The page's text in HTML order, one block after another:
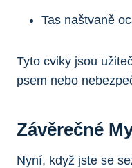
Tas naštvaně
Tyto cviky jsou
psem nebo
Závěrečné
Nyní, když jste se